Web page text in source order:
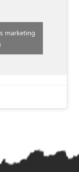
marketing